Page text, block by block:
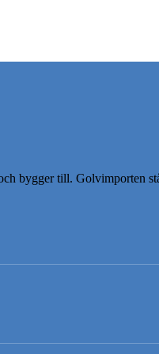
bygger till. Golvimporten